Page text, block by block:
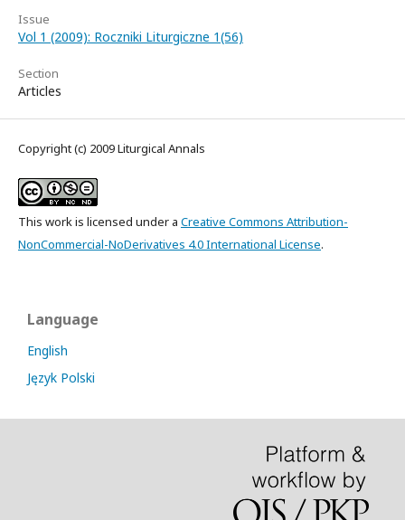
Issue
Vol 1 (2009): Roczniki Liturgiczne 1(56)
Section
Articles
Copyright (c) 2009 Liturgical Annals
This work is licensed under a Creative Commons Attribution-
NonCommercial-NoDerivatives 4.0 International License.
Language
English
Język Polski